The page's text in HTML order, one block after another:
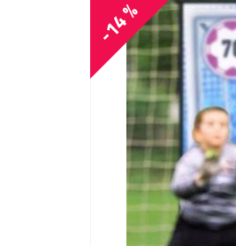
-14 %